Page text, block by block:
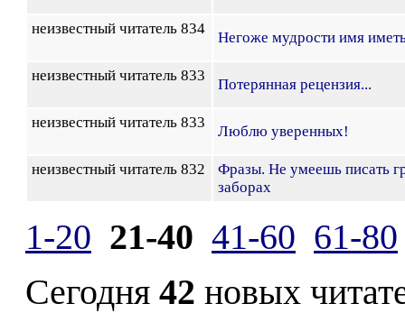
неизвестный читатель 834
Негоже мудрости имя
неизвестный читатель 833
Потерянная рецензия...
неизвестный читатель 833
Люблю уверенных!
неизвестный читатель 832
Фразы. Не умеешь писать
заборах
1-20 21-40 41-60 61-80
Сегодня 42 новых